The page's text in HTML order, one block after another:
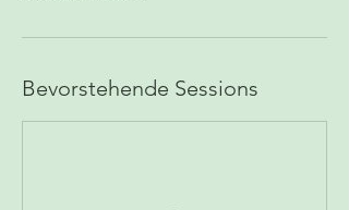
Bevorstehende Sessions